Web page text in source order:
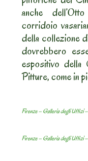
anche
corridoio
della collezione
dovrebbero
espositivo
Pitture, come in
Firenze – Galleria degli Uffizi
Firenze – Galleria degli Uffizi